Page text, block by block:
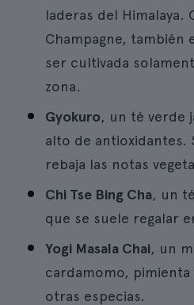
laderas del Himalaya.
Champagne, también
ser cultivada
zona.
Gyokuro, un té verde
alto de antioxidantes.
rebaja las notas
Chi Tse Bing Cha, un
que se suele regalar
Yogi Masala Chai, un
cardamomo,
otras especias.